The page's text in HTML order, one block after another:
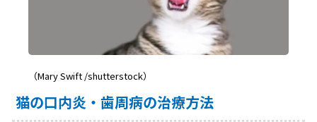
（Mary Swift /shutterstock）
猫の口内炎・歯周病の治療方法